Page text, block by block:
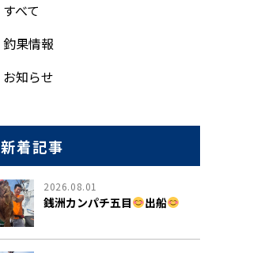
すべて
釣果情報
お知らせ
新着記事
2026.08.01
銭洲カンパチ五目 出船